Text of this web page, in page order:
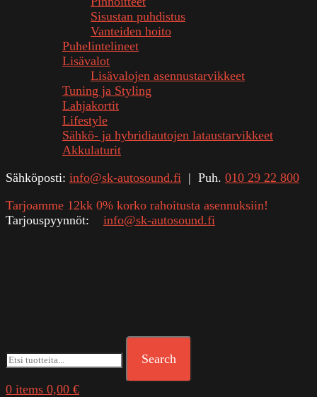
Sisustan puhdistus
Vanteiden hoito
Puhelintelineet
Lisävalot
Lisävalojen asennustarvikkeet
Tuning ja Styling
Lahjakortit
Lifestyle
Sähkö- ja hybridiautojen lataustarvikkeet
Akkulaturit
Sähköposti: info@sk-autosound.fi | Puh. 010 29 22 800
Tarjoamme 12kk 0% korko rahoitusta asennuksiin!
Tarjouspyynnöt:
info@sk-autosound.fi
Search
0 items 0,00 €